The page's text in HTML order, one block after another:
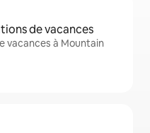
de vacances
vacances à Mountain